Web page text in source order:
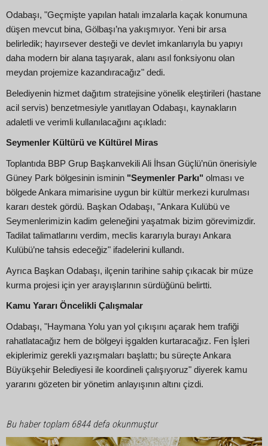
Odabaşı, "Geçmişte yapılan hatalı imzalarla kaçak konumuna
düşen mevcut bina, Gölbaşı’na yakışmıyor. Yeni bir arsa
belirledik; hayırsever desteği ve devlet imkanlarıyla bu yapıyı
daha modern bir alana taşıyarak, alanı asıl fonksiyonu olan
meydan projemize kazandıracağız" dedi.
Belediyenin hizmet dağıtım stratejisine yönelik eleştirileri (hastane
acil servis) benzetmesiyle yanıtlayan Odabaşı, kaynakların
adaletli ve verimli kullanılacağını açıkladı:
Seymenler Kültürü ve Kültürel Miras
Toplantıda BBP Grup Başkanvekili Ali İhsan Güçlü’nün önerisiyle
Güney Park bölgesinin isminin "Seymenler Parkı" olması ve
bölgede Ankara mimarisine uygun bir kültür merkezi kurulması
kararı destek gördü. Başkan Odabaşı, "Ankara Kulübü ve
Seymenlerimizin kadim geleneğini yaşatmak bizim görevimizdir.
Tadilat talimatlarını verdim, meclis kararıyla burayı Ankara
Kulübü’ne tahsis edeceğiz" ifadelerini kullandı.
Ayrıca Başkan Odabaşı, ilçenin tarihine sahip çıkacak bir müze
kurma projesi için yer arayışlarının sürdüğünü belirtti.
Kamu Yararı Öncelikli Çalışmalar
Odabaşı, "Haymana Yolu yan yol çıkışını açarak hem trafiği
rahatlatacağız hem de bölgeyi işgalden kurtaracağız. Fen İşleri
ekiplerimiz gerekli yazışmaları başlattı; bu süreçte Ankara
Büyükşehir Belediyesi ile koordineli çalışıyoruz" diyerek kamu
yararını gözeten bir yönetim anlayışının altını çizdi.
Bu haber toplam 6844 defa okunmuştur